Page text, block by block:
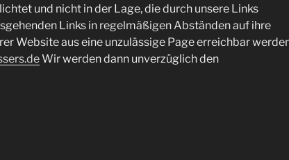
und nicht in der Lage, die durch unsere Links
Links in regelmäßigen Abständen auf ihre
Website aus eine unzulässige Page erreichbar
Wir werden dann unverzüglich den